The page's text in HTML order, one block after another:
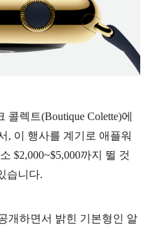
렉트(Boutique Colette)에
, 이 행사를 계기로 애플워
$2,000~$5,000까지 뛸 것
습니다.
개하면서 밝힌 기본형인 알